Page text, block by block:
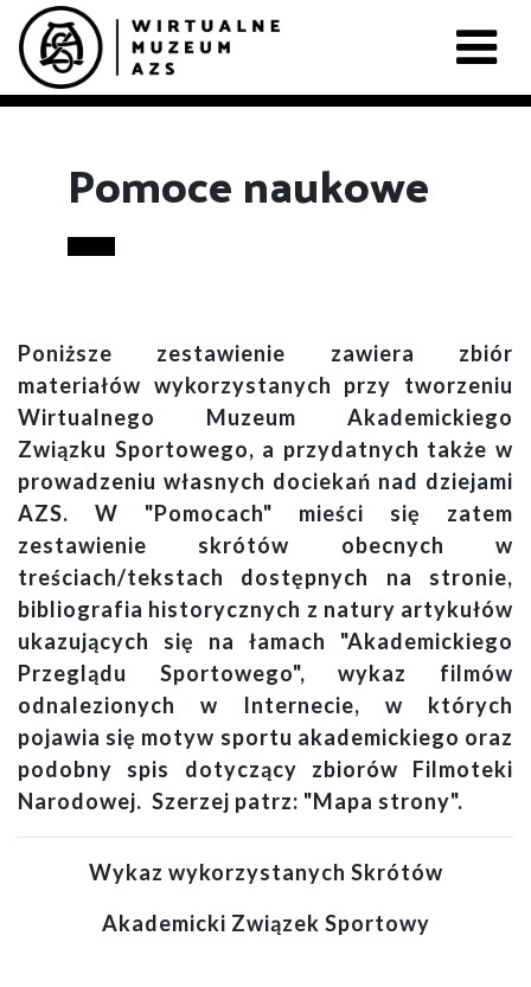
Pomoce naukowe
Poniższe zestawienie zawiera zbiór
materiałów wykorzystanych przy tworzeniu
Wirtualnego Muzeum Akademickiego
Związku Sportowego, a przydatnych także w
prowadzeniu własnych dociekań nad dziejami
AZS. W "Pomocach" mieści się zatem
zestawienie skrótów obecnych w
treściach/tekstach dostępnych na stronie,
bibliografia historycznych z natury artykułów
ukazujących się na łamach "Akademickiego
Przeglądu Sportowego", wykaz filmów
odnalezionych w Internecie, w których
pojawia się motyw sportu akademickiego oraz
podobny spis dotyczący zbiorów Filmoteki
Narodowej. Szerzej patrz: "Mapa strony".
Wykaz wykorzystanych Skrótów
Akademicki Związek Sportowy